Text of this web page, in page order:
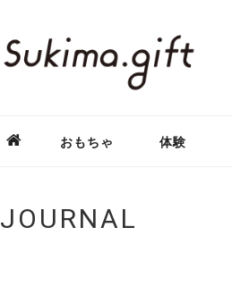
おもちゃ 体験
JOURNAL